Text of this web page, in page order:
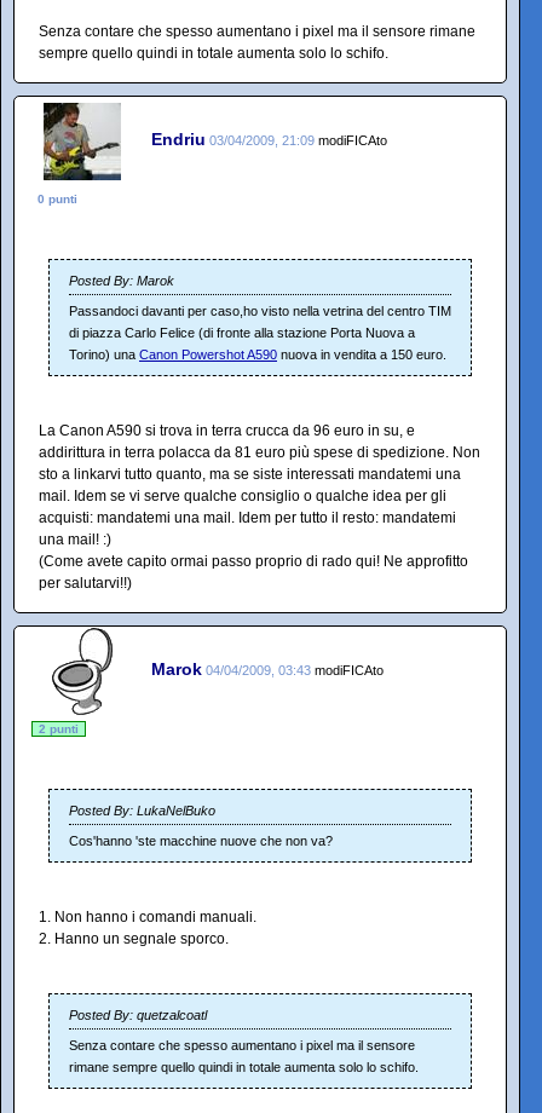
Senza contare che spesso aumentano i pixel ma il sensore rimane
sempre quello quindi in totale aumenta solo lo schifo.
Endriu 03/04/2009, 21:09 modiFICAto
0 punti
Posted By: Marok
Passandoci davanti per caso,ho visto nella vetrina del centro TIM
di piazza Carlo Felice (di fronte alla stazione Porta Nuova a
Torino) una Canon Powershot A590 nuova in vendita a 150 euro.
La Canon A590 si trova in terra crucca da 96 euro in su, e
addirittura in terra polacca da 81 euro più spese di spedizione. Non
sto a linkarvi tutto quanto, ma se siste interessati mandatemi una
mail. Idem se vi serve qualche consiglio o qualche idea per gli
acquisti: mandatemi una mail. Idem per tutto il resto: mandatemi
una mail! :)
(Come avete capito ormai passo proprio di rado qui! Ne approfitto
per salutarvi!!)
Marok 04/04/2009, 03:43 modiFICAto
2 punti
Posted By: LukaNelBuko
Cos'hanno 'ste macchine nuove che non va?
1. Non hanno i comandi manuali.
2. Hanno un segnale sporco.
Posted By: quetzalcoatl
Senza contare che spesso aumentano i pixel ma il sensore
rimane sempre quello quindi in totale aumenta solo lo schifo.